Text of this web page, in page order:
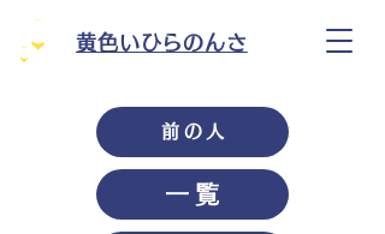
黄色いひらのんさ
前の人
一覧